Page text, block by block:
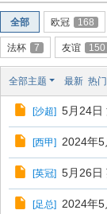
-
追
求
致
全部 欧冠 168
法杯 7 友谊 150
全部主题 最新 热门
[沙超] 5月24日
[西甲] 2024年
[英冠] 5月26日
[足总] 2024年